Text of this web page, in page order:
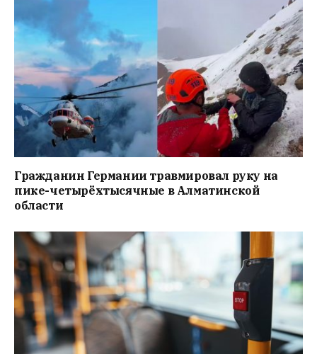
Гражданин Германии травмировал руку на
пике-четырёхтысячные в Алматинской
области